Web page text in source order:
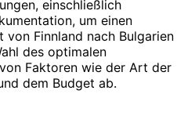
einschließlich
um einen
von Finnland nach Bulgarien
des optimalen
Faktoren wie der Art der
dem Budget ab.